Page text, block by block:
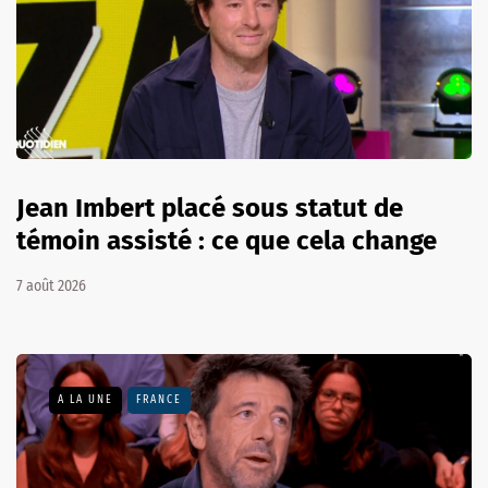
Jean Imbert placé sous statut de
témoin assisté : ce que cela change
7 août 2026
A LA UNE FRANCE